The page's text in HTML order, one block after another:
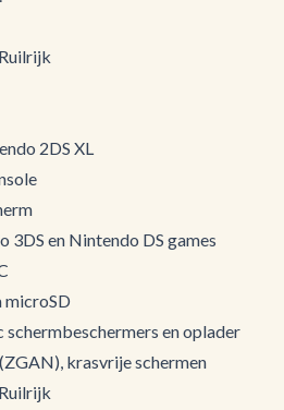
2DS XL
en Nintendo DS games
microSD
schermbeschermers en oplader
krasvrije schermen